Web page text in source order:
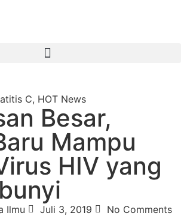
C, HOT News
Besar,
Mampu
HIV yang
Ilmu Juli 3, 2019 No Comments